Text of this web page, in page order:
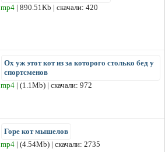
mp4 | 890.51Kb | скачали: 420
Ох уж этот кот из за которого столько бед у
спортсменов
mp4 | (1.1Mb) | скачали: 972
Горе кот мышелов
mp4 | (4.54Mb) | скачали: 2735